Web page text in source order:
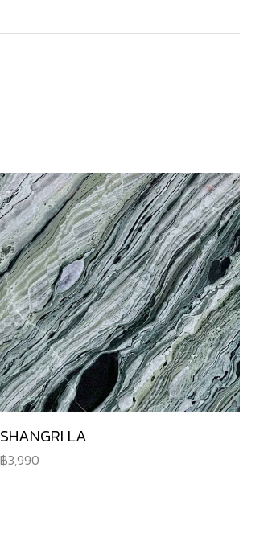
SHANGRI LA
3,990